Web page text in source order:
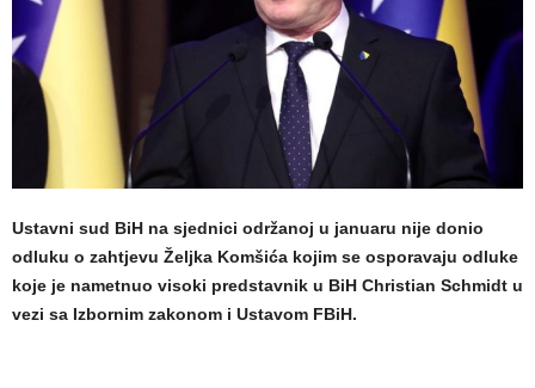
Ustavni sud BiH na sjednici održanoj u januaru nije donio
odluku o zahtjevu Željka Komšića kojim se osporavaju odluke
koje je nametnuo visoki predstavnik u BiH Christian Schmidt u
vezi sa Izbornim zakonom i Ustavom FBiH.